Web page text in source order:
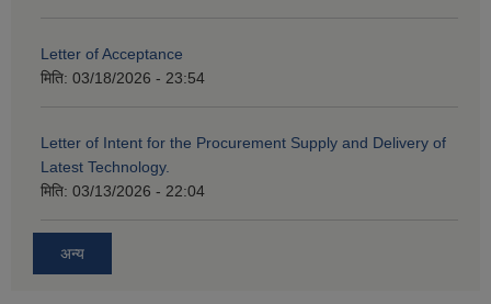
Letter of Acceptance
मिति: 03/18/2026 - 23:54
Letter of Intent for the Procurement Supply and Delivery of
Latest Technology.
मिति: 03/13/2026 - 22:04
अन्य